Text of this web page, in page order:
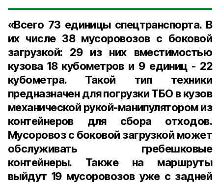
«Всего 73 единицы спецтранспорта. В
их числе 38 мусоровозов с боковой
загрузкой: 29 из них вместимостью
кузова 18 кубометров и 9 единиц - 22
кубометра. Такой тип техники
предназначен для погрузки ТБО в кузов
механической рукой-­манипулятором из
контейнеров для сбора отходов.
Мусоровоз с боковой загрузкой может
обслуживать гребешковые
контейнеры. Также на маршруты
выйдут 19 мусоровозов уже с задней